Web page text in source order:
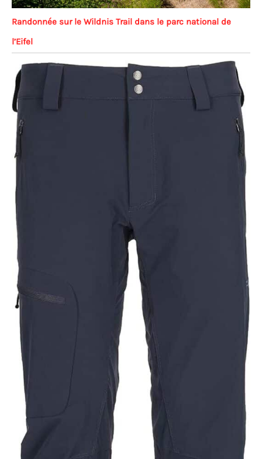
Randonnée sur le Wildnis Trail dans le parc national de
l’Eifel